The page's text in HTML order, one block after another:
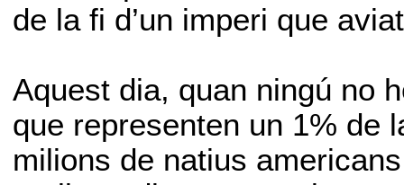
de la fi d’un imperi que
Aquest dia, quan ningú no
que representen un 1% de
milions de natius